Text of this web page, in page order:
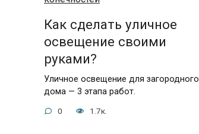
Как сделать уличное
освещение своими
руками?
Уличное освещение для загородного
дома — 3 этапа работ.
0 1.7к.